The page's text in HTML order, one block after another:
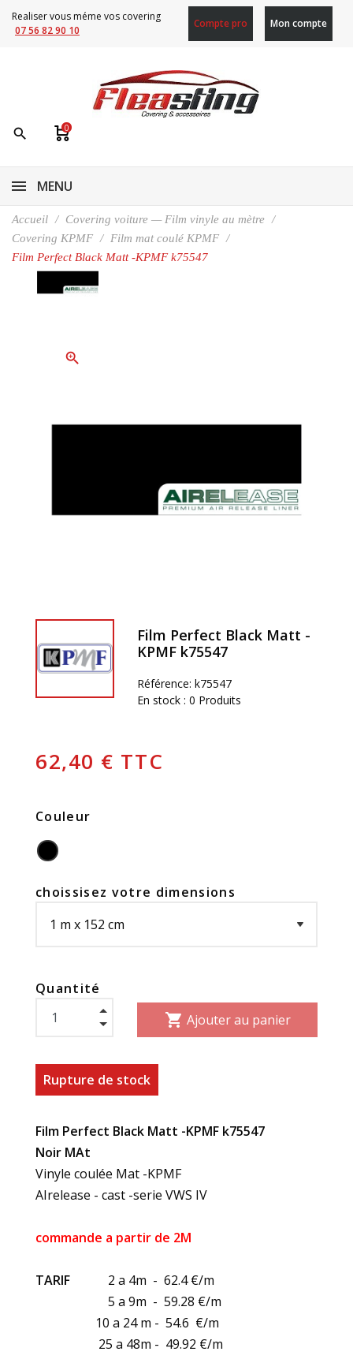
Realiser vous méme vos covering
07 56 82 90 10
Compte pro Mon compte
search 0
MENU
Accueil
Covering voiture — Film vinyle au mètre
Covering KPMF
Film mat coulé KPMF
Film Perfect Black Matt -KPMF k75547
zoom_in
Film Perfect Black Matt -
KPMF k75547
Référence:k75547
En stock :0 Produits
62,40 € TTC
Couleur
choissisez votre dimensions
Quantité
shopping_cart Ajouter au panier
Rupture de stock
Film Perfect Black Matt -KPMF k75547
Noir MAt
Vinyle coulée Mat -KPMF
AIrelease - cast -serie VWS IV
commande a partir de 2M
TARIF
2 a 4m - 62.4 €/m
5 a 9m - 59.28 €/m
10 a 24 m - 54.6 €/m
25 a 48m - 49.92 €/m